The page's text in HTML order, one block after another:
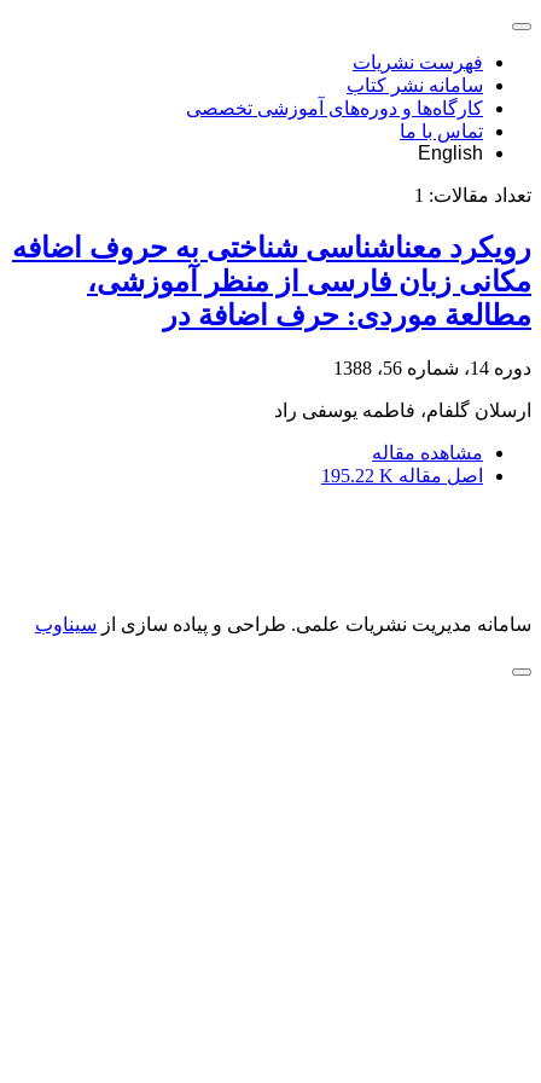
فهرست نشریات
سامانه نشر کتاب
کارگاه‌ها و دوره‌های آموزشی تخصصی
تماس با ما
English
تعداد مقالات: 1
رویکرد معناشناسی شناختی به حروف اضافه
مکانی زبان فارسی از منظر آموزشی،
مطالعة موردی: حرف اضافة در
دوره 14، شماره 56، 1388
ارسلان گلفام، فاطمه یوسفی راد
مشاهده مقاله
اصل مقاله 195.22 K
سامانه مدیریت نشریات علمی. طراحی و پیاده سازی از سیناوب